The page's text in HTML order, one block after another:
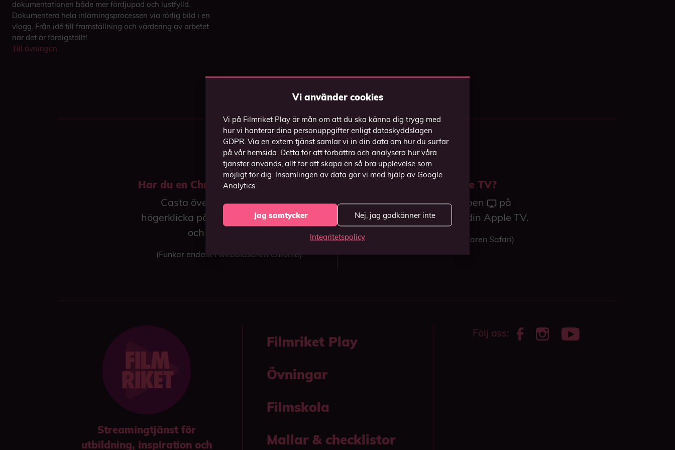
Vi använder cookies
Vi på Filmriket Play är mån om att du ska känna dig trygg med
hur vi hanterar dina personuppgifter enligt dataskyddslagen
GDPR. Via en extern tjänst samlar vi in din data om hur du surfar
på vår hemsida. Detta för att förbättra och analysera hur våra
tjänster används, allt för att skapa en så bra upplevelse som
möjligt för dig. Insamlingen av data gör vi med hjälp av Google
Analytics.
Jag samtycker Nej, jag godkänner inte
Integritetspolicy
dokumentationen både mer fördjupad och lustfylld.
Dokumentera hela inlärningsprocessen via rörlig bild i en
vlogg. Från idé till framställning och värdering av arbetet
när det är färdigställt!
Till övningen
Vill du casta till TV:n?
Har du en Chromecast / Android TV?
Casta över till TV:n genom att
högerklicka på videon och välj "Casta"
och välj din enhet.
(Funkar endast i webbläsaren Chrome).
Har du en Apple TV?
Casta genom knappen
på
videospelaren och välj din Apple TV.
(Funkar endast i webbläsaren Safari)
Streamingtjänst för
utbildning, inspiration och
Filmriket Play
Övningar
Filmskola
Mallar & checklistor
Följ oss: